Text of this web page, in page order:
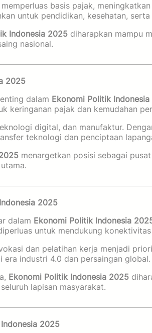
basis pajak,
untuk pendidikan, kesehatan,
Indonesia 2025 diharapkan mampu
nasional.
2025
dalam Ekonomi Politik
keringanan pajak dan kemudahan
digital, dan manufaktur.
teknologi dan penciptaan
menargetkan posisi sebagai
2025
dalam Ekonomi Politik Indonesia
untuk mendukung
dan pelatihan kerja menjadi
era industri 4.0 dan persaingan global.
Ekonomi Politik Indonesia 2025
lapisan masyarakat.
2025